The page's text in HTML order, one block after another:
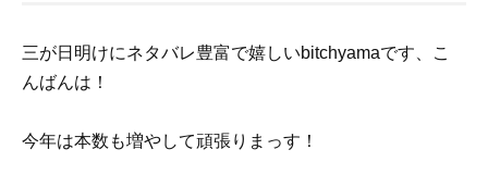
三が日明けにネタバレ豊富で嬉しいbitchyamaです、こ
んばんは！
今年は本数も増やして頑張りまっす！